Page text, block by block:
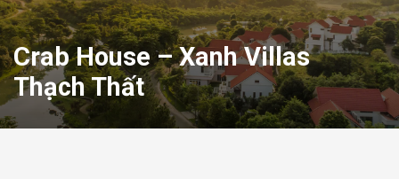
Crab House – Xanh Villas
Thạch Thất